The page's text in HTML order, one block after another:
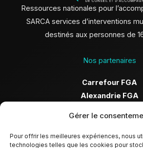
Gérer le
Pour offrir les meilleures expériences, nous
technologies telles que les cookies pour
Ressources nationales pour
SARCA services d’interventions
destinés aux personnes de
Nos partenaires
Carrefour FGA
Alexandrie FGA
SEC